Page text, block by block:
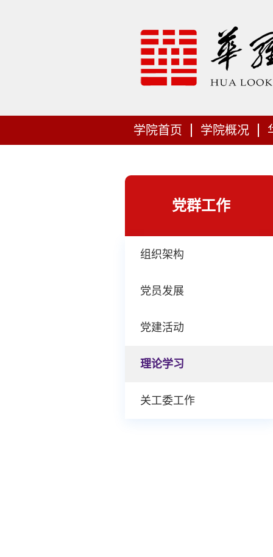
学院首页 学院概况
党群工作
组织架构
党员发展
党建活动
理论学习
关工委工作